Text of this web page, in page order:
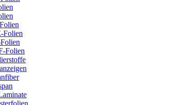
Folien
Folien